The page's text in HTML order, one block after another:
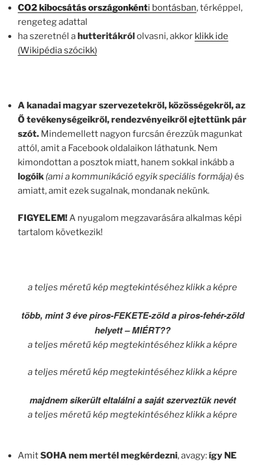
CO2 kibocsátás országonkénti bontásban, térképpel,
rengeteg adattal
ha szeretnél ahutteritákrólolvasni, akkor klikk ide
(Wikipédia szócikk)
A kanadai magyar szervezetekről, közösségekről, az
Ő tevékenységeikről, rendezvényeikről ejtettünk pár
szót. Mindemellett nagyon furcsán érezzük magunkat
attól, amit a Facebook oldalaikon láthatunk. Nem
kimondottan a posztok miatt, hanem sokkal inkább a
logóik (ami a kommunikáció egyik speciális formája)és
amiatt, amit ezek sugalnak, mondanak nekünk.
FIGYELEM!A nyugalom megzavarására alkalmas képi
tartalom következik!
a teljes méretű kép megtekintéséhez klikk a képre
több, mint 3 éve piros-FEKETE-zöld a piros-fehér-zöld
helyett – MIÉRT??
a teljes méretű kép megtekintéséhez klikk a képre
a teljes méretű kép megtekintéséhez klikk a képre
majdnem sikerült eltalálni a saját szerveztük nevét
a teljes méretű kép megtekintéséhez klikk a képre
AmitSOHA nem mertél megkérdezni, avagy:így NE